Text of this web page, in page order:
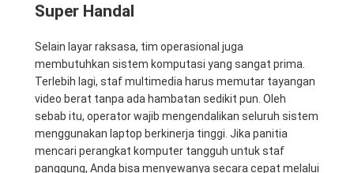
Super Handal
Selain layar raksasa, tim operasional juga
membutuhkan sistem komputasi yang sangat prima.
Terlebih lagi, staf multimedia harus memutar tayangan
video berat tanpa ada hambatan sedikit pun. Oleh
sebab itu, operator wajib mengendalikan seluruh sistem
menggunakan laptop berkinerja tinggi. Jika panitia
mencari perangkat komputer tangguh untuk staf
panggung, Anda bisa menyewanya secara cepat melalui